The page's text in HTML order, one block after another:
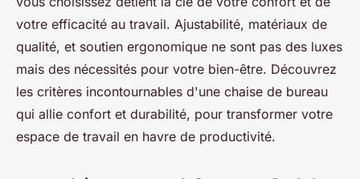
votre efficacité au travail. Ajustabilité, matériaux de
qualité, et soutien ergonomique ne sont pas des luxes
mais des nécessités pour votre bien-être. Découvrez
les critères incontournables d'une chaise de bureau
qui allie confort et durabilité, pour transformer votre
espace de travail en havre de productivité.